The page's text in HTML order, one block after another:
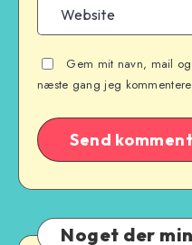
Gem mit navn, mail
næste gang jeg
Noget der